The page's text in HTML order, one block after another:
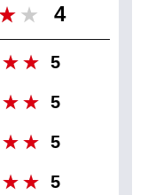
4
5
5
5
5